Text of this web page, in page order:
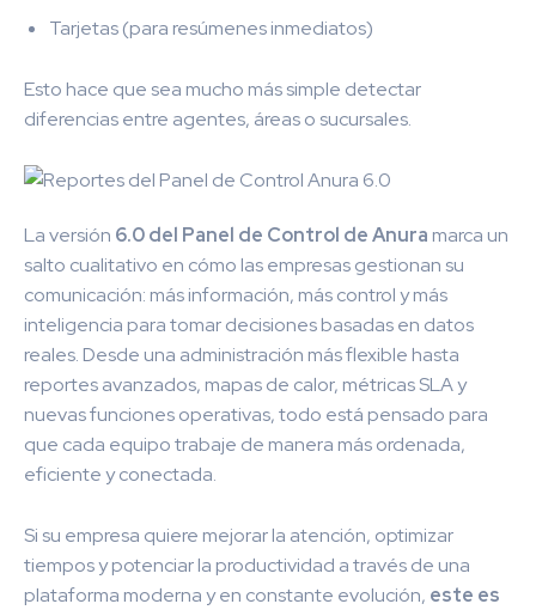
Tarjetas (para resúmenes inmediatos)
Esto hace que sea mucho más simple detectar
diferencias entre agentes, áreas o sucursales.
La versión 6.0 del Panel de Control de Anura marca un
salto cualitativo en cómo las empresas gestionan su
comunicación: más información, más control y más
inteligencia para tomar decisiones basadas en datos
reales. Desde una administración más flexible hasta
reportes avanzados, mapas de calor, métricas SLA y
nuevas funciones operativas, todo está pensado para
que cada equipo trabaje de manera más ordenada,
eficiente y conectada.
Si su empresa quiere mejorar la atención, optimizar
tiempos y potenciar la productividad a través de una
plataforma moderna y en constante evolución, este es